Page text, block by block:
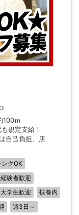
100ｍ
規定支給！
自己負担、店
ンクOK
験者歓迎
大学生歓迎
扶養内
週3日～